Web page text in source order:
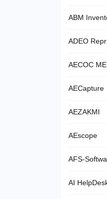
ABM
ADEO
AECOC
AECapture
AEZAKMI
AEscope
AFS-
AI